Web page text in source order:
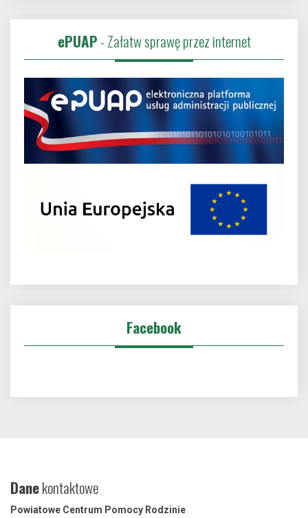
ePUAP- Załatw sprawę przez internet
Facebook
Danekontaktowe
Powiatowe Centrum Pomocy Rodzinie